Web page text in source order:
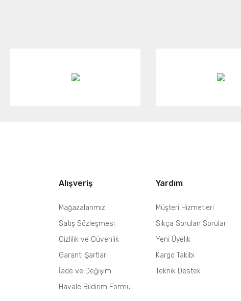
Alışveriş
Mağazalarımız
Satış Sözleşmesi
Gizlilik ve Güvenlik
Garanti Şartları
İade ve Değişim
Havale Bildirim Formu
Yardım
Müşteri Hizmetleri
Sıkça Sorulan Sorular
Yeni Üyelik
Kargo Takibi
Teknik Destek